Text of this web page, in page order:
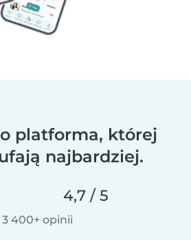
platforma, której
najbardziej.
4,7 / 5
3 400+ opinii